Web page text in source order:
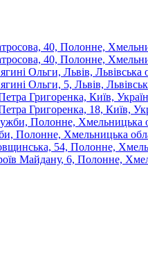
40, Полонне,
40, Полонне,
Ольги, Львів, Львівська
Ольги, 5, Львів,
Григоренка, Київ,
Григоренка, 18, Київ,
Полонне, Хмельницька
Полонне, Хмельницька
54, Полонне,
Майдану, 6, Полонне,